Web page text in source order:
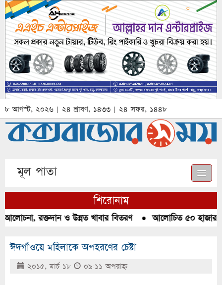
৮ আগস্ট, ২০২৬ | ২৪ শ্রাবণ, ১৪৩৩ | ২৪ সফর, ১৪৪৮
মূল পাতা
শিরোনাম
রক্তদান ও উন্নত খাবার বিতরণ● আলোচিত ৫০ হাজার
ঈদগাঁওয়ে মহিলাকে অপহরণের চেষ্টা
২০১৫, মার্চ ১৮ ০৯:১১ অপরাহ্ণ